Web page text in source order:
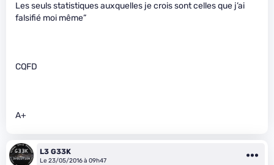
Les seuls statistiques auxquelles je crois sont celles que j’ai
falsifié moi même”
CQFD
A+
L3 G33K
Le 23/05/2016 à 09h47